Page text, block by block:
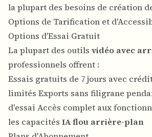
la plupart des besoins de création
Options de Tarification et
Options d'Essai Gratuit
La plupart des outils vidéo avec
professionnels offrent :
Essais gratuits de 7 jours avec
limités Exports sans filigrane
d'essai Accès complet aux
les capacités IA flou arrière-plan